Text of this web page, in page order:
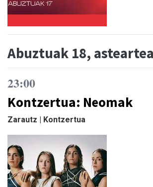
Abuztuak 18, asteartea
23:00
Kontzertua: Neomak
Zarautz | Kontzertua